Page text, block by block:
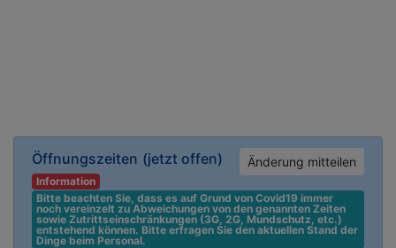
Öffnungszeiten (jetzt offen) Änderung mitteilen
Information
Bitte beachten Sie, dass es auf Grund von Covid19 immer
noch vereinzelt zu Abweichungen von den genannten Zeiten
sowie Zutrittseinschränkungen (3G, 2G, Mundschutz, etc.)
entstehend können. Bitte erfragen Sie den aktuellen Stand der
Dinge beim Personal.